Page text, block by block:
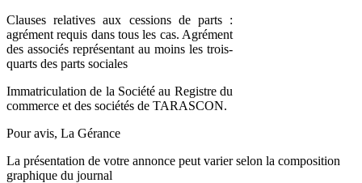
Clauses relatives aux cessions de parts :
agrément requis dans tous les cas. Agrément
des associés représentant au moins les trois-
quarts des parts sociales
Immatriculation de la Société au Registre du
commerce et des sociétés de TARASCON.
Pour avis, La Gérance
La présentation de votre annonce peut varier selon la composition
graphique du journal